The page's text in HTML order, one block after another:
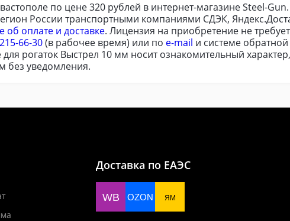
по цене 320 рублей в интернет-магазине Steel-
России транспортными компаниями СДЭК,
об оплате и доставке. Лицензия на приобретение не
66-30(в рабочее время) или по e-mail и системе
рогаток Выстрел 10 мм носит ознакомительный
без уведомления.
Доставка по ЕАЭС
WB OZON ЯМ